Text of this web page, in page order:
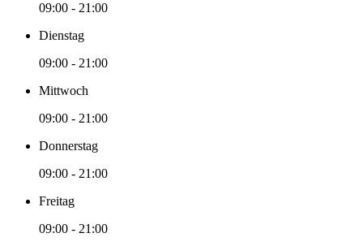
09:00 - 21:00
Dienstag
09:00 - 21:00
Mittwoch
09:00 - 21:00
Donnerstag
09:00 - 21:00
Freitag
09:00 - 21:00